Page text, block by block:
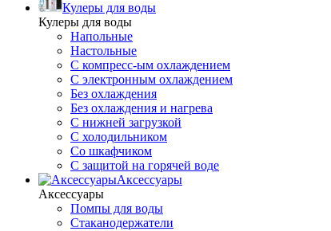
Кулеры для воды
Кулеры для воды
Напольные
Настольные
С компресс-ым охлаждением
С электронным охлаждением
Без охлаждения
Без охлаждения и нагрева
С нижней загрузкой
С холодильником
Со шкафчиком
С защитой на горячей воде
Аксессуары
Аксессуары
Помпы для воды
Стаканодержатели